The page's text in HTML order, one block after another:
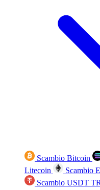
Scambio Bitcoin
Litecoin
Scambio
Scambio USDT